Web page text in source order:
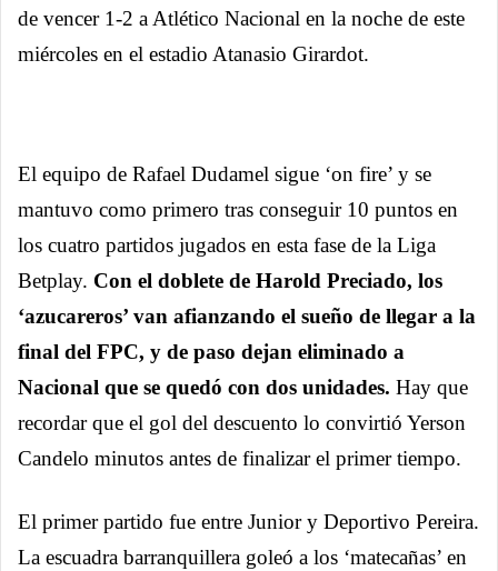
de vencer 1-2 a Atlético Nacional en la noche de este
miércoles en el estadio Atanasio Girardot.
El equipo de Rafael Dudamel sigue ‘on fire’ y se
mantuvo como primero tras conseguir 10 puntos en
los cuatro partidos jugados en esta fase de la Liga
Betplay. Con el doblete de Harold Preciado, los
‘azucareros’ van afianzando el sueño de llegar a la
final del FPC, y de paso dejan eliminado a
Nacional que se quedó con dos unidades. Hay que
recordar que el gol del descuento lo convirtió Yerson
Candelo minutos antes de finalizar el primer tiempo.
El primer partido fue entre Junior y Deportivo Pereira.
La escuadra barranquillera goleó a los ‘matecañas’ en